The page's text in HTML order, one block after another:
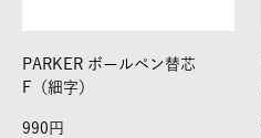
PARKER ボールペン替芯
F（細字）
990